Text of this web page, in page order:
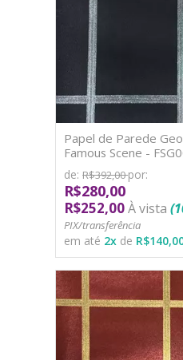
Papel de Parede
Famous Scene -
TNT
de: R$392,00por:
R$280,00
R$252,00À vista
PIX/transferência
em até 2x de